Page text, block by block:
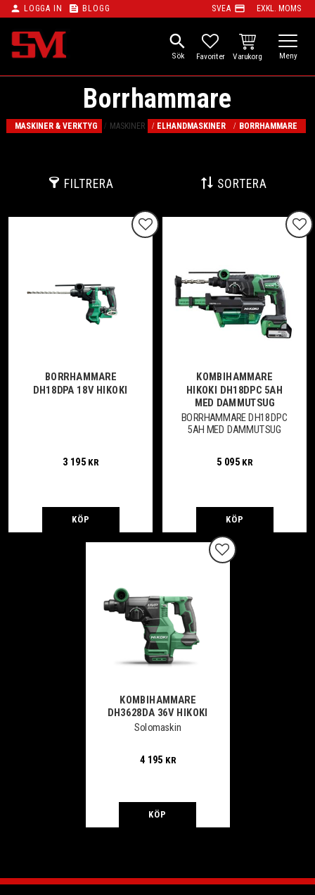
Meny
person LOGGA IN feed BLOGG SVEA payment EXKL. MOMS
search
FAVORITER
KUNDVAGN
Borrhammare
MASKINER & VERKTYG MASKINER ELHANDMASKINER BORRHAMMARE
FILTRERA SORTERA
BORRHAMMARE
DH18DPA 18V HIKOKI
3 195KR
Lägg till i favoriter
KÖP
KOMBIHAMMARE
HIKOKI DH18DPC 5AH
MED DAMMUTSUG
BORRHAMMARE DH18DPC
5AH MED DAMMUTSUG
5 095KR
KÖP
KOMBIHAMMARE
DH3628DA 36V HIKOKI
Solomaskin
4 195 KR
Lägg till i favoriter
KÖP